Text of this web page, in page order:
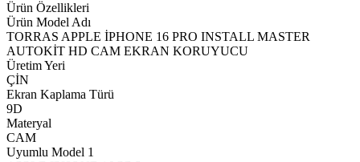
Ürün Özellikleri
Ürün Model Adı
TORRAS APPLE İPHONE 16 PRO INSTALL MASTER
AUTOKİT HD CAM EKRAN KORUYUCU
Üretim Yeri
ÇİN
Ekran Kaplama Türü
9D
Materyal
CAM
Uyumlu Model 1